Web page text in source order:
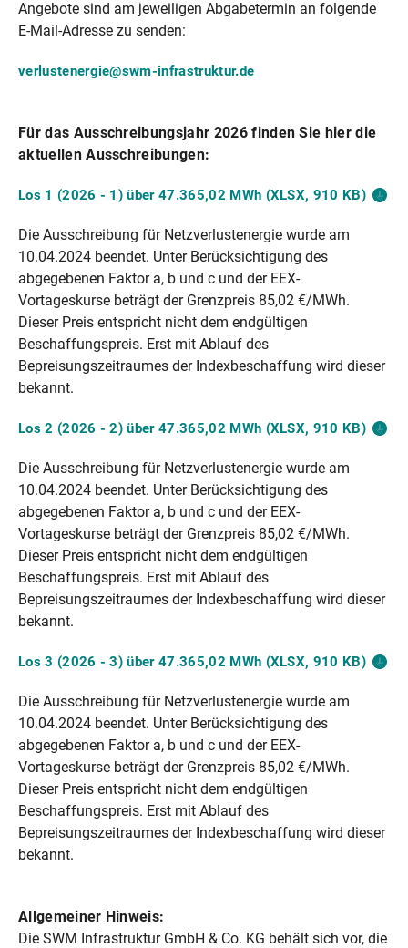
Angebote sind am jeweiligen Abgabetermin an folgende
E-Mail-Adresse zu senden:
verlustenergie@swm-infrastruktur.de
Für das Ausschreibungsjahr 2026 finden Sie hier die
aktuellen Ausschreibungen:
Los 1 (2026 - 1) über 47.365,02 MWh (XLSX, 910 KB)
Die Ausschreibung für Netzverlustenergie wurde am
10.04.2024 beendet. Unter Berücksichtigung des
abgegebenen Faktor a, b und c und der EEX-
Vortageskurse beträgt der Grenzpreis 85,02 €/MWh.
Dieser Preis entspricht nicht dem endgültigen
Beschaffungspreis. Erst mit Ablauf des
Bepreisungszeitraumes der Indexbeschaffung wird dieser
bekannt.
Los 2 (2026 - 2) über 47.365,02 MWh (XLSX, 910 KB)
Die Ausschreibung für Netzverlustenergie wurde am
10.04.2024 beendet. Unter Berücksichtigung des
abgegebenen Faktor a, b und c und der EEX-
Vortageskurse beträgt der Grenzpreis 85,02 €/MWh.
Dieser Preis entspricht nicht dem endgültigen
Beschaffungspreis. Erst mit Ablauf des
Bepreisungszeitraumes der Indexbeschaffung wird dieser
bekannt.
Los 3 (2026 - 3) über 47.365,02 MWh (XLSX, 910 KB)
Die Ausschreibung für Netzverlustenergie wurde am
10.04.2024 beendet. Unter Berücksichtigung des
abgegebenen Faktor a, b und c und der EEX-
Vortageskurse beträgt der Grenzpreis 85,02 €/MWh.
Dieser Preis entspricht nicht dem endgültigen
Beschaffungspreis. Erst mit Ablauf des
Bepreisungszeitraumes der Indexbeschaffung wird dieser
bekannt.
Allgemeiner Hinweis:
Die SWM Infrastruktur GmbH & Co. KG behält sich vor, die